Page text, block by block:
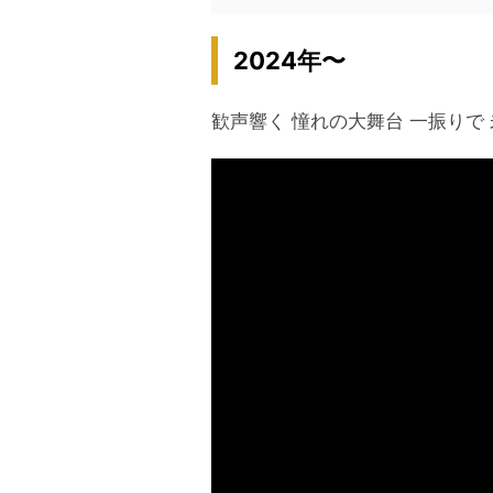
2024年〜
歓声響く 憧れの大舞台 一振りで